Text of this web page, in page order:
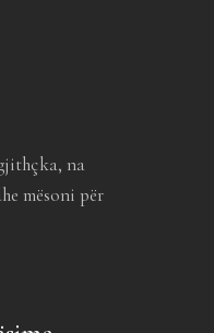
na
mësoni për